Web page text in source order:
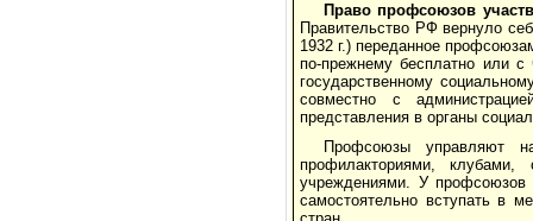
Право профсоюзов
Правительство РФ вернуло
1932 г.) переданное
по-преж­нему бесплатно или с
государственному
совместно с
представления в органы
Профсоюзы управляют
профилакториями, клубами,
учреждениями. У профсоюзов
самостоятельно вступать в